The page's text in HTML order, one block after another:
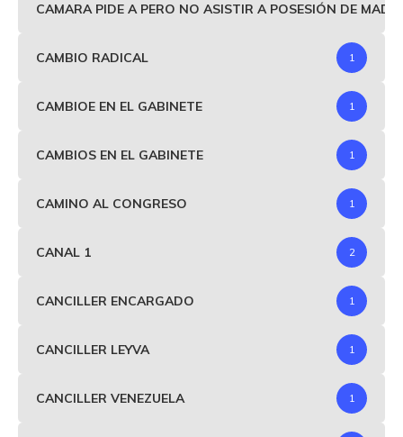
CAMARA PIDE A PERO NO ASISTIR A POSESIÓN DE
CAMBIO RADICAL 1
CAMBIOE EN EL GABINETE 1
CAMBIOS EN EL GABINETE 1
CAMINO AL CONGRESO 1
CANAL 1 2
CANCILLER ENCARGADO 1
CANCILLER LEYVA 1
CANCILLER VENEZUELA 1